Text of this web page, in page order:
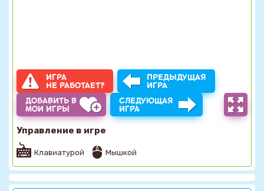
ИГРА
НЕ РАБОТАЕТ?
ПРЕДЫДУЩАЯ
ИГРА
ДОБАВИТЬ В
МОИ ИГРЫ
СЛЕДУЮЩАЯ
ИГРА
Управление в игре
Клавиатурой Мышкой